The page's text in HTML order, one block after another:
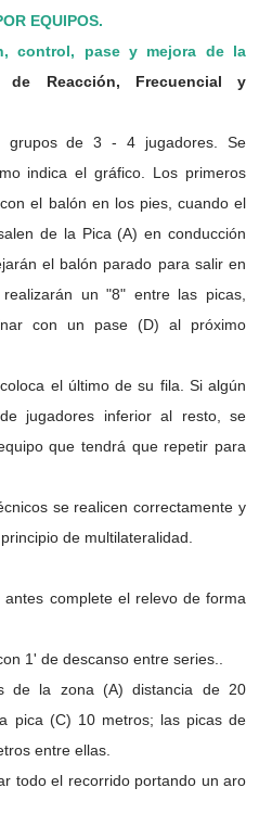
EQUIPOS.
control, pase y mejora de la
de Reacción, Frecuencial y
grupos de 3 - 4 jugadores. Se
indica el gráfico. Los primeros
el balón en los pies, cuando el
de la Pica (A) en conducción
el balón parado para salir en
un "8" entre las picas,
con un pase (D) al próximo
el último de su fila.
Si algún
jugadores inferior al resto, se
que tendrá que repetir para
se realicen correctamente y
de multilateralidad.
complete el relevo de forma
1' de descanso entre series..
de la zona (A) distancia de 20
pica (C) 10 metros; las picas de
entre ellas.
todo el recorrido portando un aro